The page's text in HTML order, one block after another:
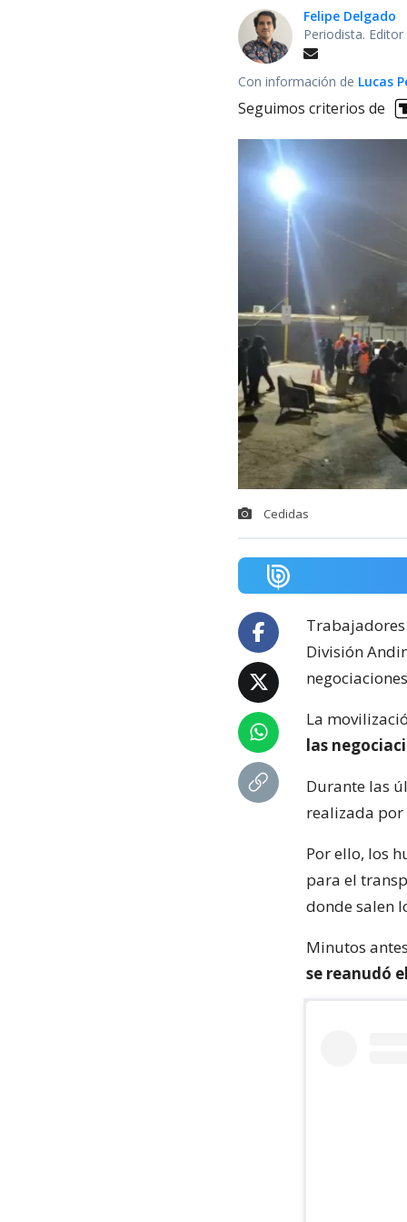
Felipe Delgado
Periodista.
Con información de Lucas
Seguimos criterios de
Cedidas
División
La
las
Durante las
realizada por
Por ello, los
para el
donde salen
Minutos
se reanudó